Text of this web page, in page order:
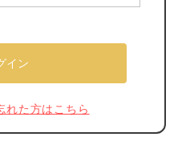
れた方はこちら